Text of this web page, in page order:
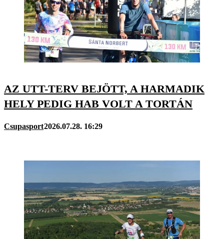
AZ UTT-TERV BEJÖTT, A HARMADIK
HELY PEDIG HAB VOLT A TORTÁN
Csupasport2026.07.28. 16:29